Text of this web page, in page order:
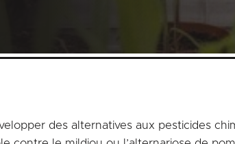
des alternatives aux pesticides